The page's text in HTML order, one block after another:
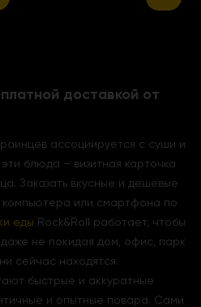
доставкой от
ассоциируется с суши и
блюда – визитная карточка
Заказать вкусные и дешевые
или смартфона по
еды Rock&Roll работает, чтобы
не покидая дом, офис, парк
сейчас находятся.
быстрые и аккуратные
и опытные повара. Сами